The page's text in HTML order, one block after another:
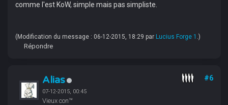
comme l'est KoW, simple mais pas simpliste.
(Modification du message : 06-12-2015, 18:29 par Lucius Forge 1 .)
Répondre
Alias
07-12-2015, 00:45
Vieux con™
#6